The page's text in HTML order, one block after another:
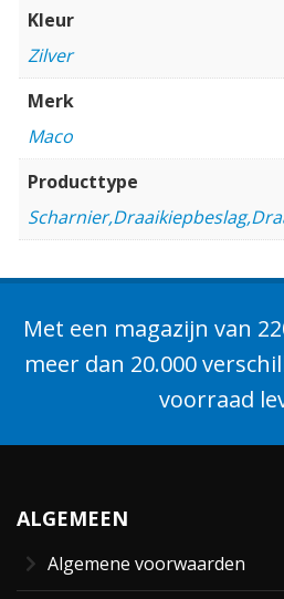
Kleur
Zilver
Merk
Maco
Producttype
Met een magazijn van
meer dan 20.000
voorraad
ALGEMEEN
Algemene voorwaarden